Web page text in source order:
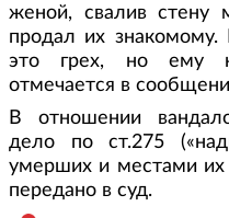
женой, свалив стену
продал их
это грех, но ему
отмечается в
В отношении
дело по ст.275
умерших и местами их
передано в суд.